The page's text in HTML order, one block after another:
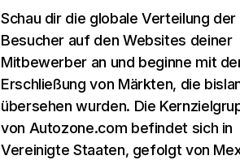
Schau dir die globale Verteilung der
Besucher auf den Websites deiner
Mitbewerber an und beginne mit
Erschließung von Märkten, die
übersehen wurden. Die
von Autozone.com befindet sich in
Vereinigte Staaten, gefolgt von